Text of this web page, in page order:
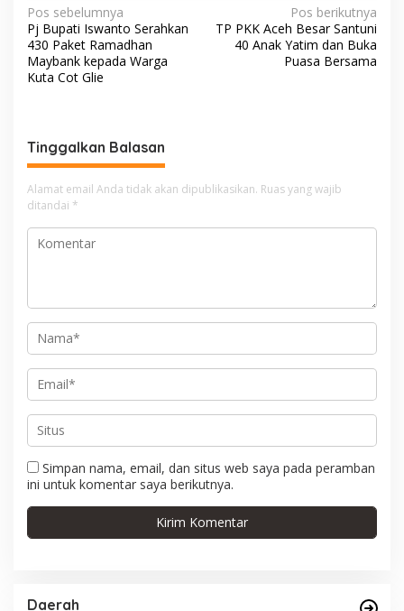
N
a
v
i
a
s
i
p
o
Pos sebelumnya
Pj Bupati Iswanto Serahkan
430 Paket Ramadhan
Maybank kepada Warga
Kuta Cot Glie
Pos berikutnya
TP PKK Aceh Besar Santuni
40 Anak Yatim dan Buka
Puasa Bersama
Tinggalkan Balasan
Alamat email Anda tidak akan dipublikasikan. Ruas yang wajib
ditandai *
Simpan nama, email, dan situs web saya pada peramban
ini untuk komentar saya berikutnya.
Daerah